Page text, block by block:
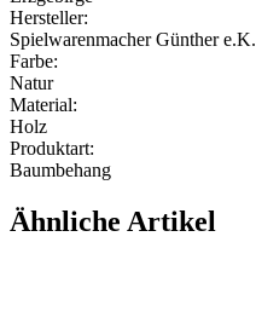
Hersteller:
Spielwarenmacher Günther e.K.
Farbe:
Natur
Material:
Holz
Produktart:
Baumbehang
Ähnliche Artikel